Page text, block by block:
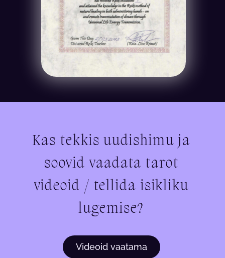
Kas tekkis uudishimu ja
soovid vaadata tarot
videoid / tellida isikliku
lugemise?
Videoid vaatama